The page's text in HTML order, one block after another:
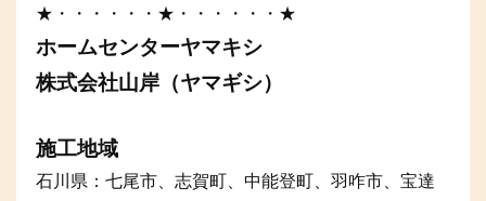
★・・・・・・★・・・・・・★
ホームセンターヤマキシ
株式会社山岸（ヤマギシ）
施工地域
石川県：七尾市、志賀町、中能登町、羽咋市、宝達